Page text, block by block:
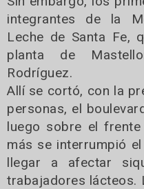
integrantes de la
Leche de Santa Fe,
planta de
Rodríguez.
Allí se cortó, con la
personas, el
luego sobre el
más se interrumpió
llegar a afectar
trabajadores lácteos.